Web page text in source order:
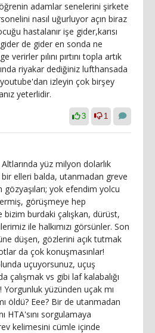
adamlar senelerini şirkete
nasıl uğurluyor açın biraz
hastalanır işe gider,karısı
de gider en sonda ne
verirler pılını pırtını topla artık
riyakar dediğiniz lufthansada
youtube'dan izleyin çok birşey
yeterlidir.
3 1
yüz milyon dolarlık
elleri balda, utanmadan greve
yok efendim yolcu
görüşmeye hep
bizim burdaki çalışkan, dürüst,
ile halkımızı görsünler. Son
düşen, gözlerini açık tutmak
da çok konuşmasınlar!
uçuyorsunuz, uçuş
çalışmak vs gibi laf kalabalığı
Yorgunluk yüzünden uçak mı
öldü? Eee? Bir de utanmadan
HTA'sını sorgulamaya
kelimesini cümle içinde